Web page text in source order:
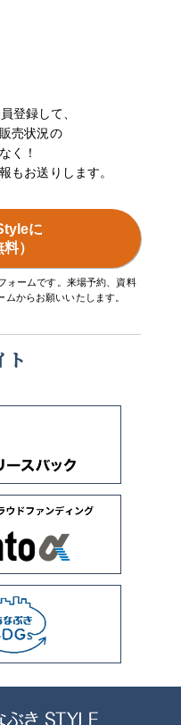
登録して、
売状況の
く！
もお送りします。
に
）
ォームです。来場予約、資料
からお願いいたします。
ト